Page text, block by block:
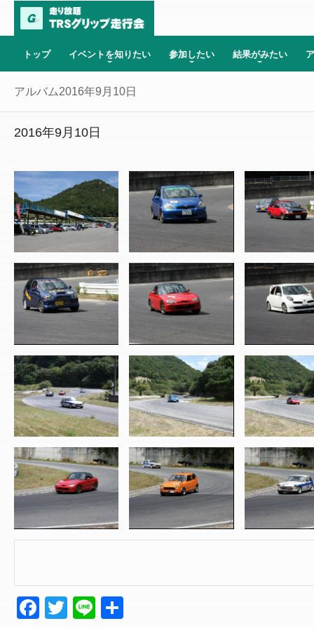
トップ イベントを知りたい 参加したい 結果がみたい
アルバム2016年9月10日
2016年9月10日
Facebook
Twitter
Line